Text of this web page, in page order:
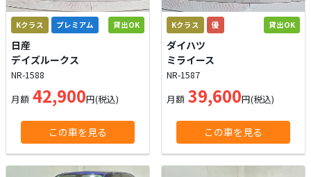
Kクラス プレミアム 貸出OK
日産
デイズルークス
NR-1588
月額 42,900円(税込)
この車を見る
Kクラス 優 貸出OK
ダイハツ
ミライース
NR-1587
月額 39,600円(税込)
この車を見る